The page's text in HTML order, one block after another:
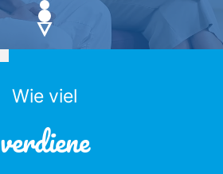
Wie viel
verdiene